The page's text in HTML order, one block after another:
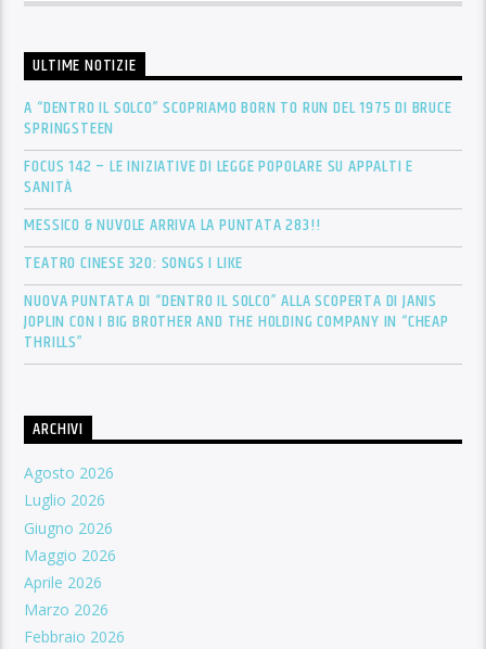
ULTIME NOTIZIE
A “DENTRO IL SOLCO” SCOPRIAMO BORN TO RUN DEL 1975 DI BRUCE
SPRINGSTEEN
FOCUS 142 – LE INIZIATIVE DI LEGGE POPOLARE SU APPALTI E
SANITÀ
MESSICO & NUVOLE ARRIVA LA PUNTATA 283!!
TEATRO CINESE 320: SONGS I LIKE
NUOVA PUNTATA DI “DENTRO IL SOLCO” ALLA SCOPERTA DI JANIS
JOPLIN CON I BIG BROTHER AND THE HOLDING COMPANY IN “CHEAP
THRILLS”
ARCHIVI
Agosto 2026
Luglio 2026
Giugno 2026
Maggio 2026
Aprile 2026
Marzo 2026
Febbraio 2026